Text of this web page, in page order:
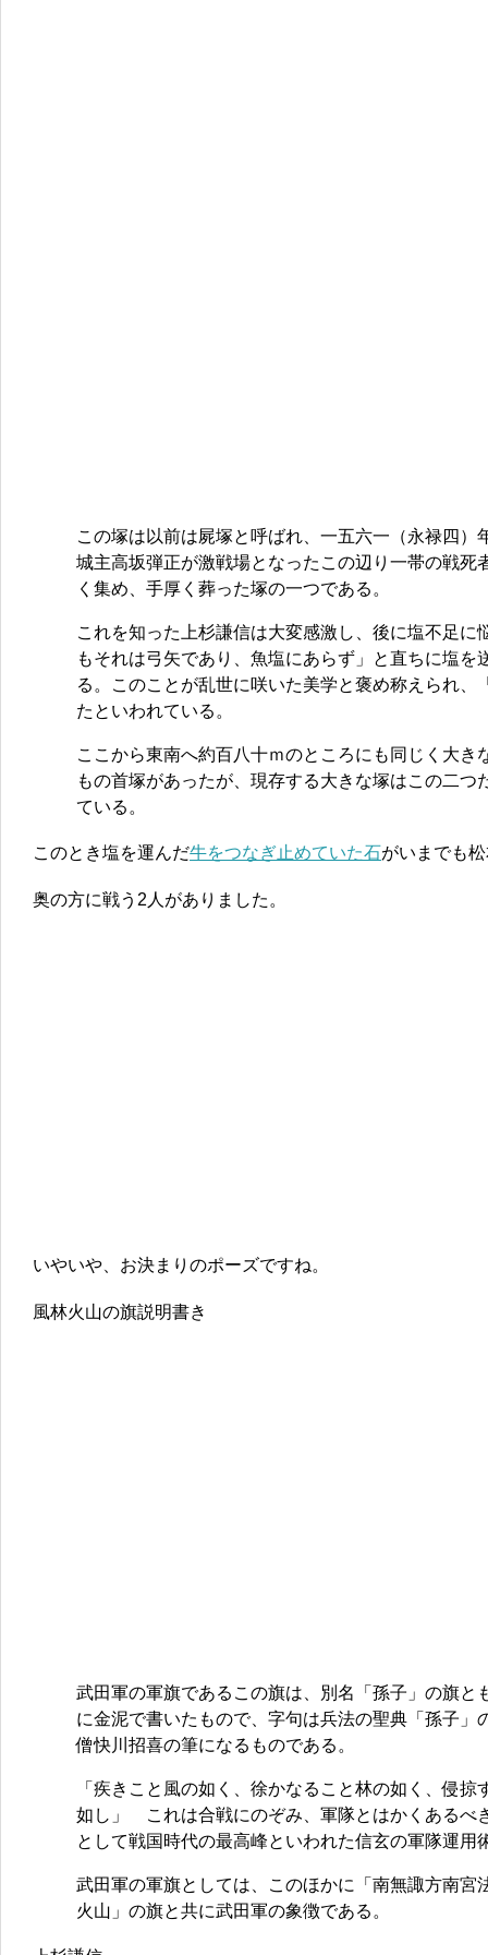
この塚は以前は屍塚と呼ばれ、一五六一（永禄四
城主高坂弾正が激戦場となったこの辺り一帯の戦死
く集め、手厚く葬った塚の一つである。
これを知った上杉謙信は大変感激し、後に塩不足
もそれは弓矢であり、魚塩にあらず」と直ちに塩を
る。このことが乱世に咲いた美学と褒め称えられ
たといわれている。
ここから東南へ約百八十ｍのところにも同じく大
もの首塚があったが、現存する大きな塚はこの二
ている。
このとき塩を運んだ牛をつなぎ止めていた石がいまでも
奥の方に戦う2人がありました。
いやいや、お決まりのポーズですね。
風林火山の旗説明書き
武田軍の軍旗であるこの旗は、別名「孫子」の旗と
に金泥で書いたもので、字句は兵法の聖典「孫子」
僧快川招喜の筆になるものである。
「疾きこと風の如く、徐かなること林の如く、侵
如し」 これは合戦にのぞみ、軍隊とはかくあるべ
として戦国時代の最高峰といわれた信玄の軍隊運用
武田軍の軍旗としては、このほかに「南無諏方南宮
火山」の旗と共に武田軍の象徴である。